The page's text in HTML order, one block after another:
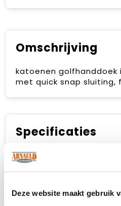
Deze website maakt gebruik
Omschrijving
katoenen golfhanddoek
met quick snap sluiting,
Specificaties